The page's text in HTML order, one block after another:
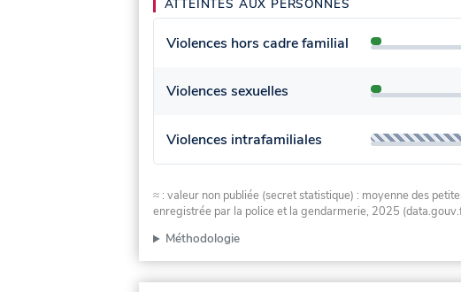
ATTEINTES AUX PERSONNES
Violences hors cadre familial
Violences sexuelles
Violences intrafamiliales
≈ : valeur non publiée (secret statistique) : moyenne des
enregistrée par la police et la gendarmerie, 2025
Méthodologie